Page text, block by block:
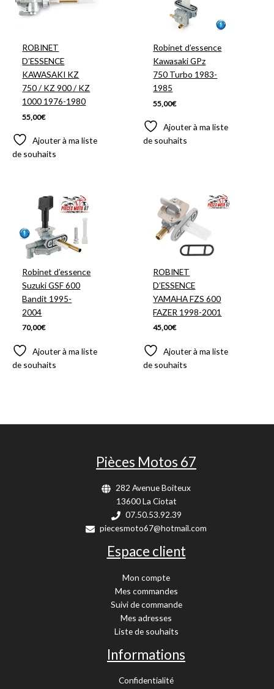
ROBINET
D’ESSENCE
KAWASAKI KZ
750 / KZ 900 / KZ
1000 1976-1980
55,00€
Ajouter à ma liste
de souhaits
Robinet d’essence
Kawasaki GPz
750 Turbo 1983-
1985
55,00€
Ajouter à ma liste
de souhaits
Robinet d’essence
Suzuki GSF 600
Bandit 1995-
2004
70,00€
Ajouter à ma liste
de souhaits
ROBINET
D’ESSENCE
YAMAHA FZS 600
FAZER 1998-2001
45,00€
Ajouter à ma liste
de souhaits
Pièces Motos 67
282 Avenue Boiteux
13600 La Ciotat
07.50.53.92.39
piecesmoto67@hotmail.com
Espace client
Mon compte
Mes commandes
Suivi de commande
Mes adresses
Liste de souhaits
Informations
Confidentialité